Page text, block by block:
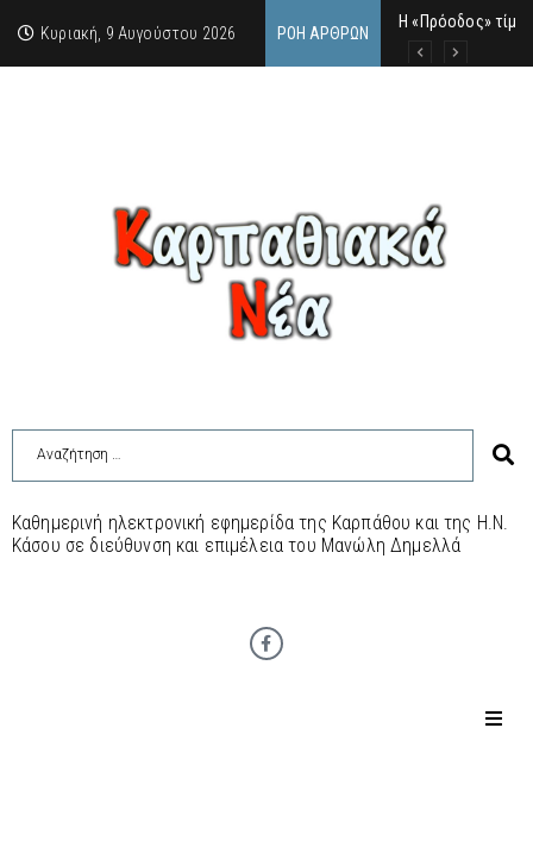
Κυριακή, 9 Αυγούστου 2026 ΡΟΉ ΆΡΘΡΩΝ
Η «Πρόοδος»
Ο Καρπάθιος
Από την πέτρα
Καθημερινή ηλεκτρονική εφημερίδα της Καρπάθου και της Η.Ν.
Κάσου σε διεύθυνση και επιμέλεια του Μανώλη Δημελλά